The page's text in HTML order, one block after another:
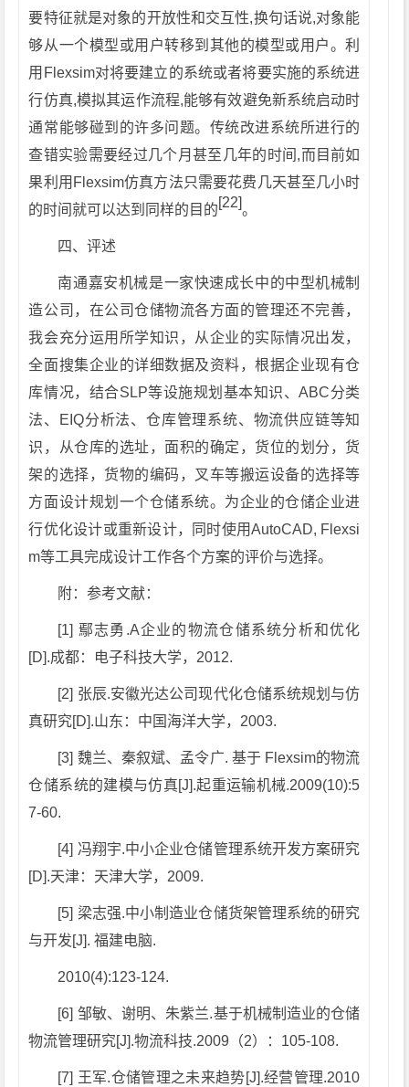
要特征就是对象的开放性和交互性,换句话说,对象能
够从一个模型或用户转移到其他的模型或用户。利
用Flexsim对将要建立的系统或者将要实施的系统进
行仿真,模拟其运作流程,能够有效避免新系统启动时
通常能够碰到的许多问题。传统改进系统所进行的
查错实验需要经过几个月甚至几年的时间,而目前如
果利用Flexsim仿真方法只需要花费几天甚至几小时
的时间就可以达到同样的目的[22]。
四、评述
南通嘉安机械是一家快速成长中的中型机械制
造公司，在公司仓储物流各方面的管理还不完善，
我会充分运用所学知识，从企业的实际情况出发，
全面搜集企业的详细数据及资料，根据企业现有仓
库情况，结合SLP等设施规划基本知识、ABC分类
法、EIQ分析法、仓库管理系统、物流供应链等知
识，从仓库的选址，面积的确定，货位的划分，货
架的选择，货物的编码，叉车等搬运设备的选择等
方面设计规划一个仓储系统。为企业的仓储企业进
行优化设计或重新设计，同时使用AutoCAD, Flexsi
m等工具完成设计工作各个方案的评价与选择。
附：参考文献：
[1] 鄢志勇.A企业的物流仓储系统分析和优化
[D].成都：电子科技大学，2012.
[2] 张辰.安徽光达公司现代化仓储系统规划与仿
真研究[D].山东：中国海洋大学，2003.
[3] 魏兰、秦叙斌、孟令广. 基于 Flexsim的物流
仓储系统的建模与仿真[J].起重运输机械.2009(10):5
7-60.
[4] 冯翔宇.中小企业仓储管理系统开发方案研究
[D].天津：天津大学，2009.
[5] 梁志强.中小制造业仓储货架管理系统的研究
与开发[J]. 福建电脑.
2010(4):123-124.
[6] 邹敏、谢明、朱紫兰.基于机械制造业的仓储
物流管理研究[J].物流科技.2009（2）：105-108.
[7] 王军.仓储管理之未来趋势[J].经营管理.2010